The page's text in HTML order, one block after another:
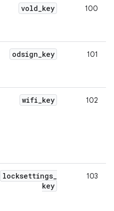
100
vold_key
101
odsign_key
102
wifi_key
103
locksettings_
key